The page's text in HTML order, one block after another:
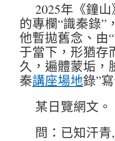
2025年《鐘
的專欄“識秦錄”
他暫拋舊念、由
于當下，形猶存
久，遍體蒙垢，
秦講座場地錄”
某日覽網文。
問：已知汗